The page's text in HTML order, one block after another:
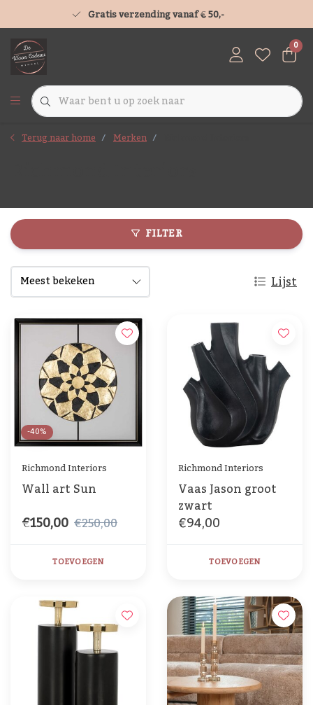
Gratis verzending vanaf € 50,-
0
Terug naar home Merken
FILTER
Lijst
-40%
Richmond Interiors
Wall art Sun
€150,00 €250,00
TOEVOEGEN
Richmond Interiors
Vaas Jason groot
zwart
€94,00
TOEVOEGEN